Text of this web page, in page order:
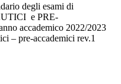
degli esami di
e PRE-
accademico 2022/2023
– pre-accademici rev.1